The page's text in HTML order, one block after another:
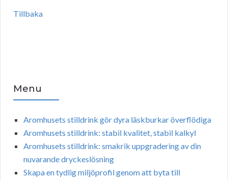
Tillbaka
Menu
Aromhusets stilldrink gör dyra läskburkar överflödiga
Aromhusets stilldrink: stabil kvalitet, stabil kalkyl
Aromhusets stilldrink: smakrik uppgradering av din
nuvarande dryckeslösning
Skapa en tydlig miljöprofil genom att byta till